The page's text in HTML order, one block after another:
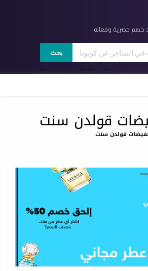
خصم حصرية وفعاله
بحث
قولدن سنت
قولدن سنت